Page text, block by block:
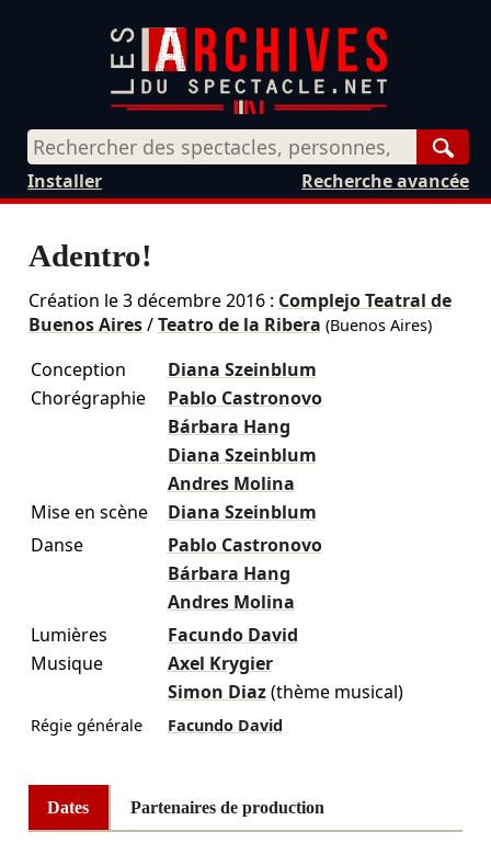
Recherche avancée
Installer
Adentro!
Création le3 décembre 2016: Complejo Teatral de
Buenos Aires/Teatro de la Ribera (Buenos Aires)
Conception
Diana Szeinblum
Chorégraphie
Pablo Castronovo
Bárbara Hang
Diana Szeinblum
Andres Molina
Mise en scène
Diana Szeinblum
Danse
Pablo Castronovo
Bárbara Hang
Andres Molina
Lumières
Facundo David
Musique
Axel Krygier
Simon Diaz (thème musical)
Régie générale Facundo David
Dates Partenaires de production